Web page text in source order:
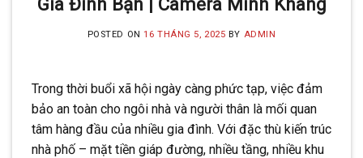
POSTED ON16 THÁNG 5, 2025 BY ADMIN
Trong thời buổi xã hội ngày càng phức tạp, việc đảm
bảo an toàn cho ngôi nhà và người thân là mối quan
tâm hàng đầu của nhiều gia đình. Với đặc thù kiến trúc
nhà phố – mặt tiền giáp đường, nhiều tầng, nhiều khu